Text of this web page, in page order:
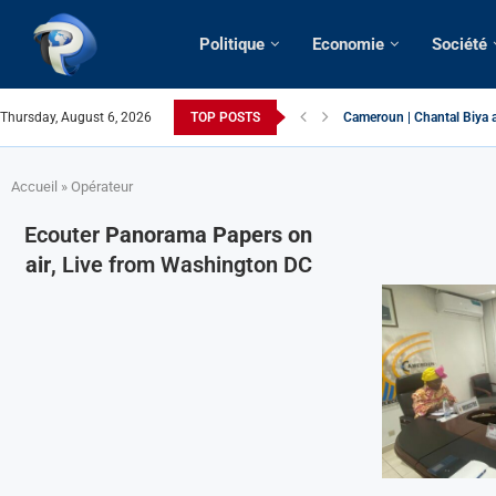
Politique Economie Société
Thursday, August 6, 2026 TOP POSTS Cameroun | Chantal Biya
Accueil » Opérateur
Ecouter Panorama Papers on
air, Live from Washington DC